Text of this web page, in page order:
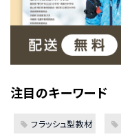
注目のキーワード
フラッシュ型教材